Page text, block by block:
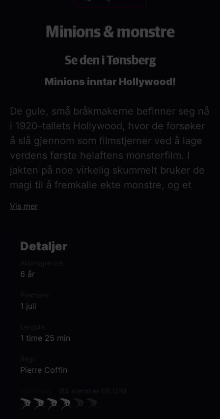
Detaljer
6 år
1 juli
1 time 25 min
Pierre Coffin
Minions & monstre
Se den i Tønsberg
Minions inntar Hollywood!
De gule, små bråkmakerne befinner seg nå
i 1920-tallets Hollywood, hvor de forsøker
å slå gjennom som filmstjerner ved å lage
verdens første helaftens monsterfilm. I
jakten på noe virkelig skummelt bruker de
magi til å fremkalle ekte monstre, og et
opp katastrofen de selv skapte.
Vis mer